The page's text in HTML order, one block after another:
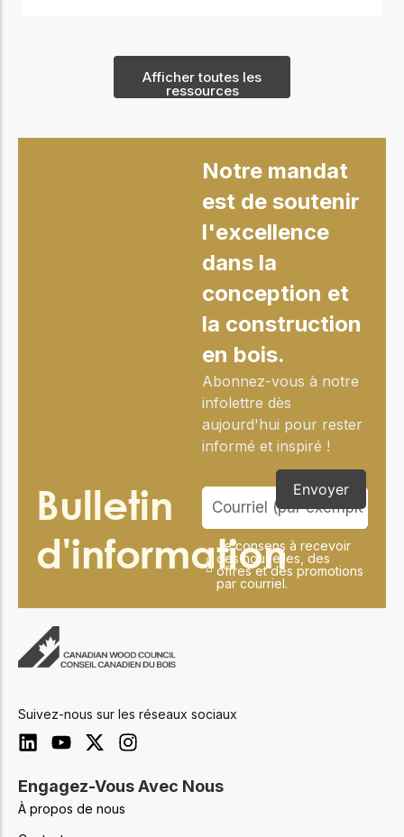
Afficher toutes les
ressources
Bulletin
d'information
Notre mandat
est de soutenir
l'excellence
dans la
conception et
la construction
en bois.
Abonnez-vous à notre
infolettre dès
aujourd'hui pour rester
informé et inspiré !
Je consens à recevoir
des nouvelles, des
offres et des promotions
par courriel.
Envoyer
Suivez-nous sur les réseaux sociaux
Engagez-Vous Avec Nous
À propos de nous